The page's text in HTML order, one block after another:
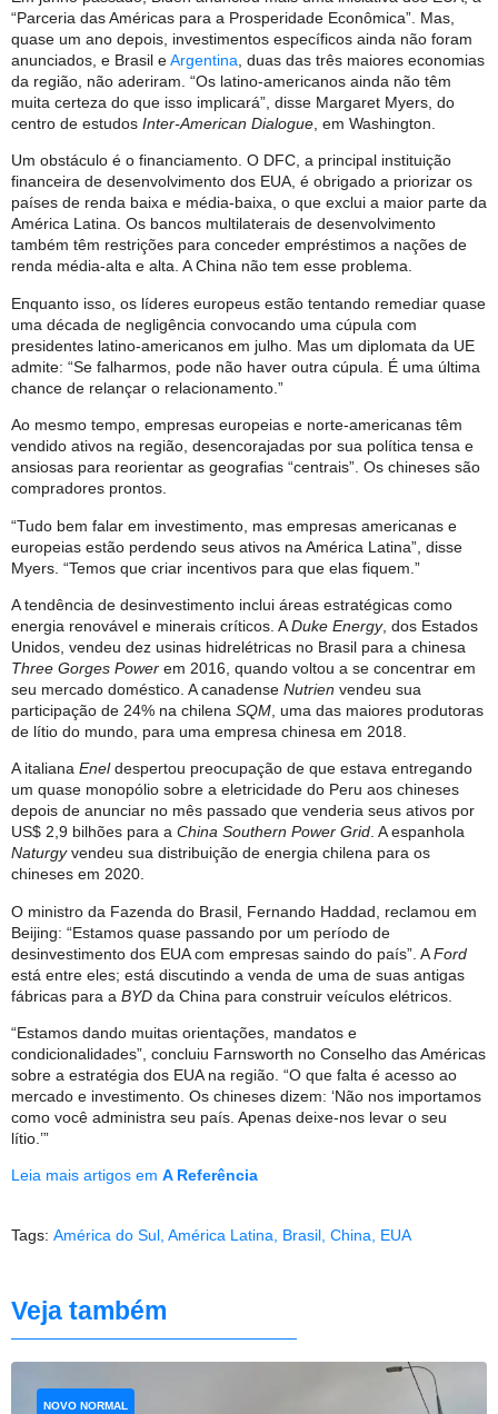
“Parceria das Américas para a Prosperidade Econômica”. Mas,
quase um ano depois, investimentos específicos ainda não foram
anunciados, e Brasil eArgentina , duas das três maiores economias
da região, não aderiram. “Os latino-americanos ainda não têm
muita certeza do que isso implicará”, disse Margaret Myers, do
centro de estudos Inter-American Dialogue , em Washington.
Um obstáculo é o financiamento. O DFC, a principal instituição
financeira de desenvolvimento dos EUA, é obrigado a priorizar os
países de renda baixa e média-baixa, o que exclui a maior parte da
América Latina. Os bancos multilaterais de desenvolvimento
também têm restrições para conceder empréstimos a nações de
renda média-alta e alta. A China não tem esse problema.
Enquanto isso, os líderes europeus estão tentando remediar quase
uma década de negligência convocando uma cúpula com
presidentes latino-americanos em julho. Mas um diplomata da UE
admite: “Se falharmos, pode não haver outra cúpula. É uma última
chance de relançar o relacionamento.”
Ao mesmo tempo, empresas europeias e norte-americanas têm
vendido ativos na região, desencorajadas por sua política tensa e
ansiosas para reorientar as geografias “centrais”. Os chineses são
compradores prontos.
“Tudo bem falar em investimento, mas empresas americanas e
europeias estão perdendo seus ativos na América Latina”, disse
Myers. “Temos que criar incentivos para que elas fiquem.”
A tendência de desinvestimento inclui áreas estratégicas como
energia renovável e minerais críticos. ADuke Energy, dos Estados
Unidos, vendeu dez usinas hidrelétricas no Brasil para a chinesa
Three Gorges Power em 2016, quando voltou a se concentrar em
seu mercado doméstico. A canadense Nutrien vendeu sua
participação de 24% na chilena SQM , uma das maiores produtoras
de lítio do mundo, para uma empresa chinesa em 2018.
A italiana Eneldespertou preocupação de que estava entregando
um quase monopólio sobre a eletricidade do Peru aos chineses
depois de anunciar no mês passado que venderia seus ativos por
US$ 2,9 bilhões para a China Southern Power Grid. A espanhola
Naturgyvendeu sua distribuição de energia chilena para os
chineses em 2020.
O ministro da Fazenda do Brasil, Fernando Haddad, reclamou em
Beijing: “Estamos quase passando por um período de
desinvestimento dos EUA com empresas saindo do país”. AFord
está entre eles; está discutindo a venda de uma de suas antigas
fábricas para a BYD da China para construir veículos elétricos.
“Estamos dando muitas orientações, mandatos e
condicionalidades”, concluiu Farnsworth no Conselho das Américas
sobre a estratégia dos EUA na região. “O que falta é acesso ao
mercado e investimento. Os chineses dizem: ‘Não nos importamos
como você administra seu país. Apenas deixe-nos levar o seu
lítio.’”
Leia mais artigos em A Referência
Tags: América do Sul América Latina Brasil China EUA
Veja também
NOVO NORMAL